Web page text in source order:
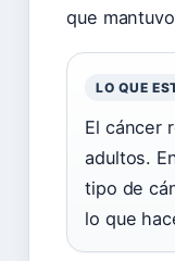
que
LO QUE
El cáncer
adultos.
tipo de
lo que